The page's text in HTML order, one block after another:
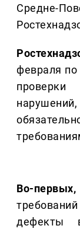
Средне-
февраля по
Во-первых,
дефекты